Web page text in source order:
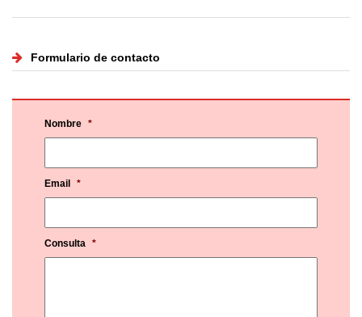
Formulario de contacto
Nombre *
Email *
Consulta *